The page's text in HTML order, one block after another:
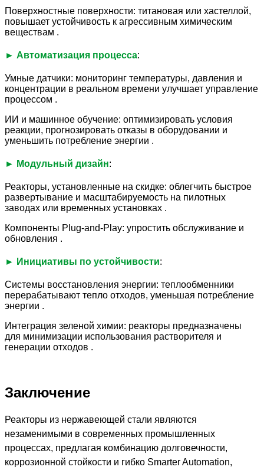
Поверхностные поверхности: титановая или хастеллой,
повышает устойчивость к агрессивным химическим
веществам .
► Автоматизация процесса:
Умные датчики: мониторинг температуры, давления и
концентрации в реальном времени улучшает управление
процессом .
ИИ и машинное обучение: оптимизировать условия
реакции, прогнозировать отказы в оборудовании и
уменьшить потребление энергии .
► Модульный дизайн:
Реакторы, установленные на скидке: облегчить быстрое
развертывание и масштабируемость на пилотных
заводах или временных установках .
Компоненты Plug-and-Play: упростить обслуживание и
обновления .
► Инициативы по устойчивости:
Системы восстановления энергии: теплообменники
перерабатывают тепло отходов, уменьшая потребление
энергии .
Интеграция зеленой химии: реакторы предназначены
для минимизации использования растворителя и
генерации отходов .
Заключение
Реакторы из нержавеющей стали являются
незаменимыми в современных промышленных
процессах, предлагая комбинацию долговечности,
коррозионной стойкости и гибко Smarter Automation,